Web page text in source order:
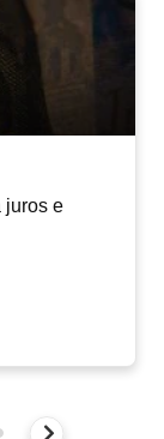
juros e